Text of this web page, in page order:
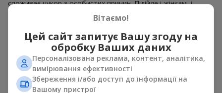
споживає цукор з особистих причин. Підійде і жінкам, і
плодовий мікс. Букет у кошику із фруктів може являти
собою вишукану солодку корзинку або стриманий еко-набір
із сезонних фруктів. Букет у кошику із фруктів, як
натуральний комплімент завжди виглядає доречно і
народження, ідо народження дитини і до певноїбізнес-
події.
Вітаємо!
Цей сайт запитує Вашу згоду на
обробку Ваших даних
Персоналізована реклама, контент, аналітика,
вимірювання ефективності
Збереження і/або доступ до інформації на
Вашому пристрої